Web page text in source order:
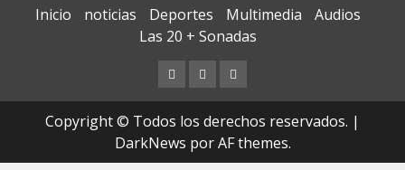
Inicio noticias Deportes Multimedia
Audios
Las 20 + Sonadas
Contáctenos
Documentos
Extraviados
Quiénes
Somos
Copyright © Todos los derechos reservados. |
DarkNews por AF themes.